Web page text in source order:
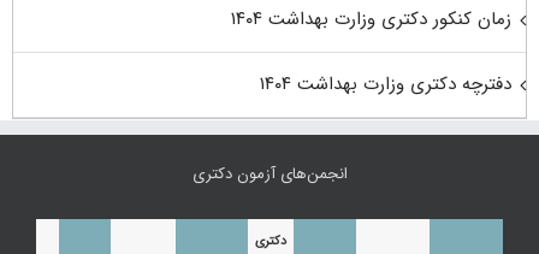
زمان کنکور دکتری وزارت بهداشت ۱۴۰۴
دفترچه دکتری وزارت بهداشت ۱۴۰۴
انجمن‌های آزمون دکتری
دکتری